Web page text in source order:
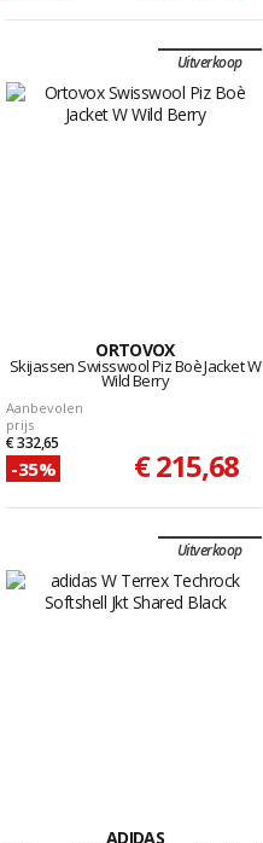
Uitverkoop
ORTOVOX
Skijassen Swisswool Piz Boè Jacket W
Wild Berry
Aanbevolen
prijs
€ 332,65
-35% € 215,68
Uitverkoop
ADIDAS